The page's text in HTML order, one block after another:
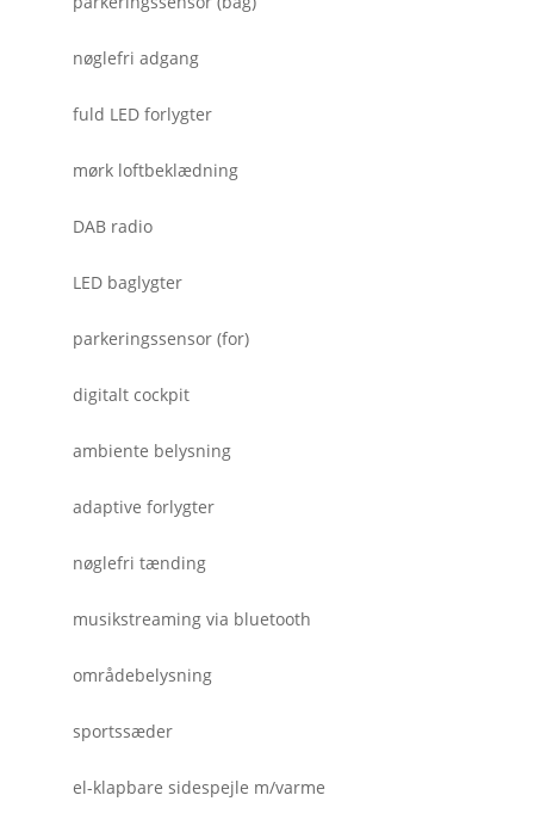
nøglefri adgang
fuld LED forlygter
mørk loftbeklædning
DAB radio
LED baglygter
parkeringssensor (for)
digitalt cockpit
ambiente belysning
adaptive forlygter
nøglefri tænding
musikstreaming via bluetooth
områdebelysning
sportssæder
el-klapbare sidespejle m/varme